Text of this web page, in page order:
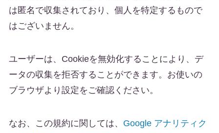
は匿名で収集されており、個人を特定するもので
はございません。
ユーザーは、Cookieを無効化することにより、デ
ータの収集を拒否することができます。お使いの
ブラウザより設定をご確認ください。
なお、この規約に関しては、 Google アナリティク